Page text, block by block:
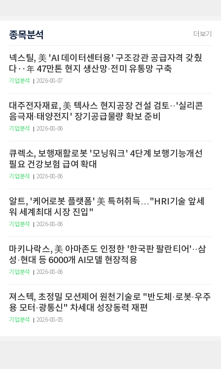
종목분석 더보기
넥스틸, 美 'AI 데이터센터용' 구조강관 공급자격 갖췄
다‥年 47만톤 현지 생산망·전미 유통망 구축
기업분석 2026-08-07
대주전자재료, 美 텍사스 현지공장 건설 검토··'실리콘
음극재·태양전지' 장기공급물량 확보 준비
기업분석 2026-08-06
큐렉소, 보행재활로봇 '모닝워크' 4단계 보행기능개선
필요 건강보험 급여 확대
기업분석 2026-08-06
알트, '케어로봇 플랫폼' 美 특허취득…"HRI기술 앞세
워 세계최대 시장 진입"
기업분석 2026-08-06
마키나락스, 美 아마존도 인정한 '한국판 팔란티어'··삼
성·현대 등 6000개 AI모델 현장적용
기업분석 2026-08-06
져스텍, 초정밀 모션제어 원천기술로 "반도체·로봇·우주
용 모터·광통신" 차세대 성장동력 재편
기업분석 2026-08-05